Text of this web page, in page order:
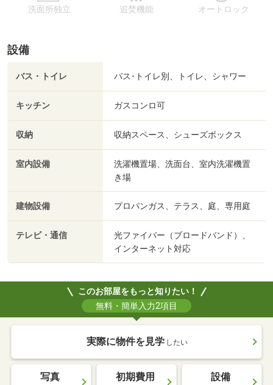
洗面所独立 追焚機能 オートロック
設備
バス・トイレ バス･トイレ別、トイレ、シャワー
キッチン ガスコンロ可
収納 収納スペース、シューズボックス
室内設備
洗濯機置場、洗面台、室内洗濯機置
き場
建物設備 プロパンガス、テラス、庭、専用庭
テレビ・通信
光ファイバー（ブロードバンド）、
インターネット対応
このお部屋をもっと知りたい！
無料・簡単入力2項目
実際に物件を見学 したい
写真 初期費用 設備